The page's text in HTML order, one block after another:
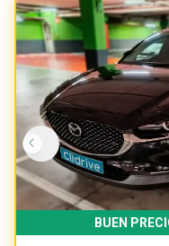
BUEN